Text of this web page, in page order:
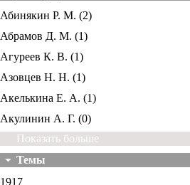
Абинякин Р. М. (2)
Абрамов Д. М. (1)
Агуреев К. В. (1)
Азовцев Н. Н. (1)
Акелькина Е. А. (1)
Акулинин А. Г. (0)
Показать больше
Темы
1917